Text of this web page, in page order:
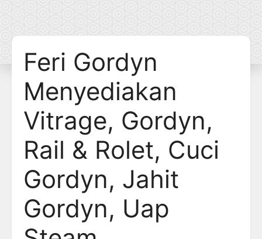
Feri Gordyn
Menyediakan
Vitrage, Gordyn,
Rail & Rolet, Cuci
Gordyn, Jahit
Gordyn, Uap